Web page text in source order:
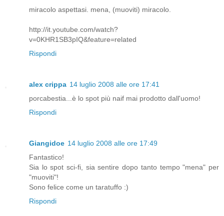
miracolo aspettasi. mena, (muoviti) miracolo.
http://it.youtube.com/watch?
v=0KHR1SB3pIQ&feature=related
Rispondi
alex crippa 14 luglio 2008 alle ore 17:41
porcabestia...è lo spot più naif mai prodotto dall'uomo!
Rispondi
Giangidoe 14 luglio 2008 alle ore 17:49
Fantastico!
Sia lo spot sci-fi, sia sentire dopo tanto tempo "mena" per
"muoviti"!
Sono felice come un taratuffo :)
Rispondi